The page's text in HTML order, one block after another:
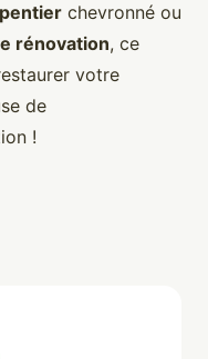
chevronné ou
rénovation, ce
votre
de
!